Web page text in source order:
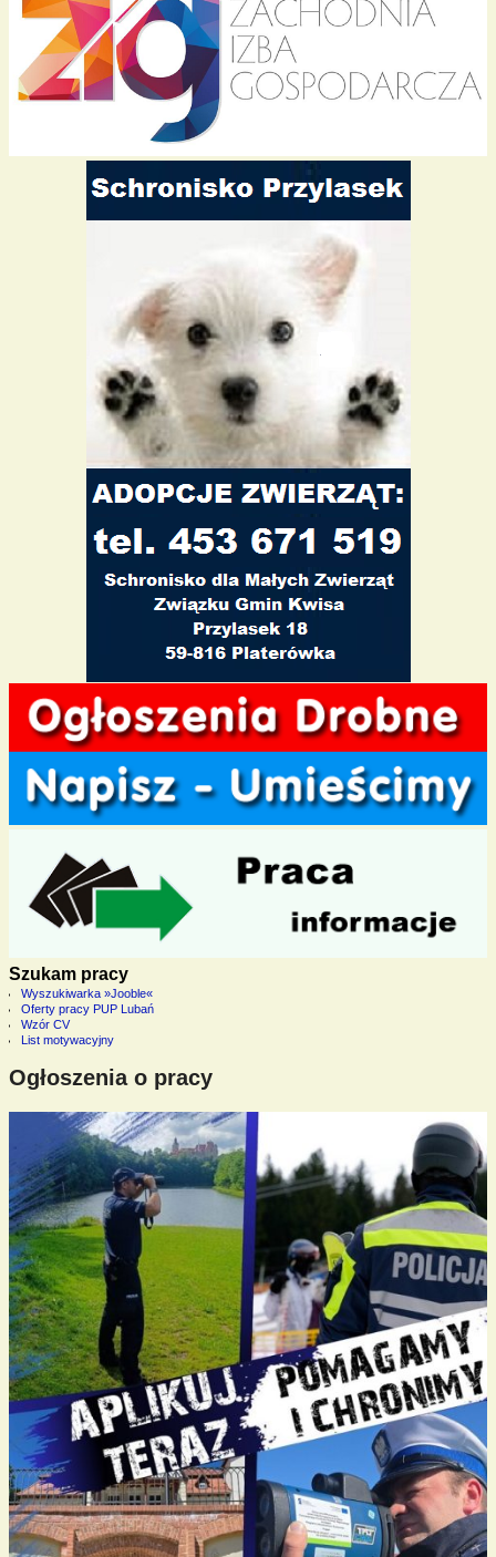
Szukam pracy
Wyszukiwarka »Jooble«
Oferty pracy PUP Lubań
Wzór CV
List motywacyjny
Ogłoszenia o pracy